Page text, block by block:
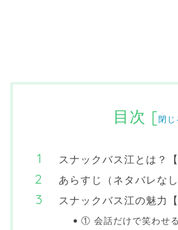
目次 [閉じ
スナックバス江とは？【
あらすじ（ネタバレなし
スナックバス江の魅力【
① 会話だけで笑わせ